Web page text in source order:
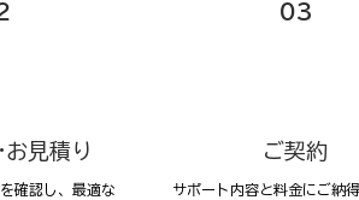
お見積り
確認し、最適な
03
ご契約
サポート内容と料金にご納